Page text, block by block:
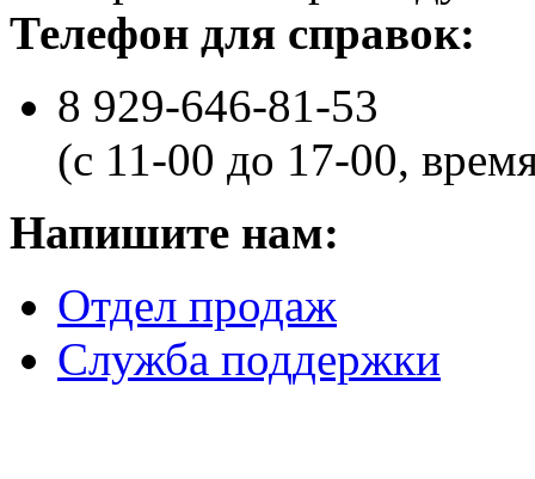
Телефон для справок:
8 929-646-81-53
(с 11-00 до 17-00,
Напишите нам:
Отдел продаж
Служба поддержки